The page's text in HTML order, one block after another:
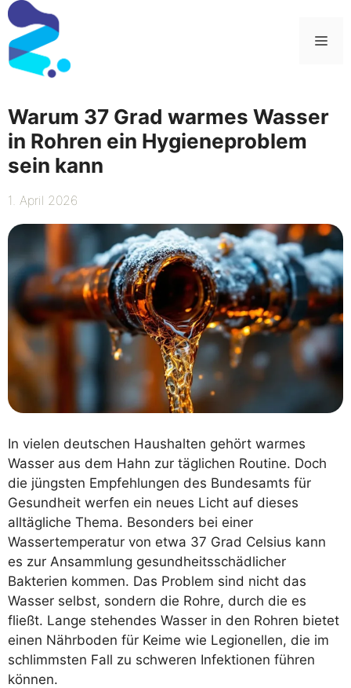
Zum
Inhalt
springen
Warum 37 Grad warmes Wasser
in Rohren ein Hygieneproblem
sein kann
1. April 2026
In vielen deutschen Haushalten gehört warmes
Wasser aus dem Hahn zur täglichen Routine. Doch
die jüngsten Empfehlungen des Bundesamts für
Gesundheit werfen ein neues Licht auf dieses
alltägliche Thema. Besonders bei einer
Wassertemperatur von etwa 37 Grad Celsius kann
es zur Ansammlung gesundheitsschädlicher
Bakterien kommen. Das Problem sind nicht das
Wasser selbst, sondern die Rohre, durch die es
fließt. Lange stehendes Wasser in den Rohren bietet
einen Nährboden für Keime wie Legionellen, die im
schlimmsten Fall zu schweren Infektionen führen
können.